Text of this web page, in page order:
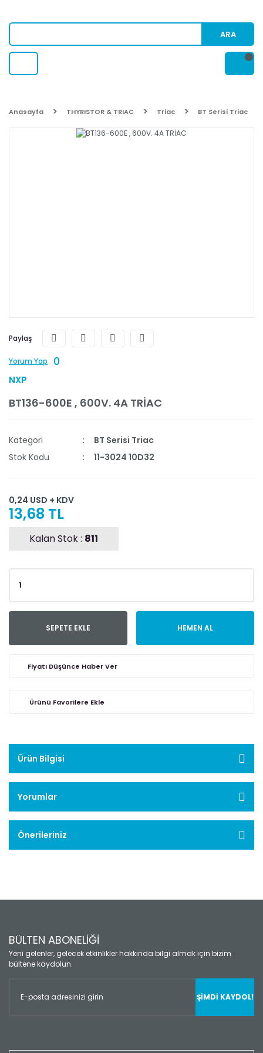
ARA
Anasayfa THYRISTOR & TRIAC Triac BT Serisi Triac
Paylaş
Yorum Yap 0
NXP
BT136-600E , 600V. 4A TRİAC
Kategori
BT Serisi Triac
Stok Kodu
11-3024 10D32
0,24 USD + KDV
13,68 TL
Kalan Stok : 811
SEPETE EKLE HEMEN AL
Fiyatı Düşünce Haber Ver
Ürün Bilgisi
Yorumlar
Önerileriniz
BÜLTEN ABONELİĞİ
Yeni gelenler, gelecek etkinlikler hakkında bilgi almak için bizim
bültene kaydolun.
ŞİMDİ KAYDOL!